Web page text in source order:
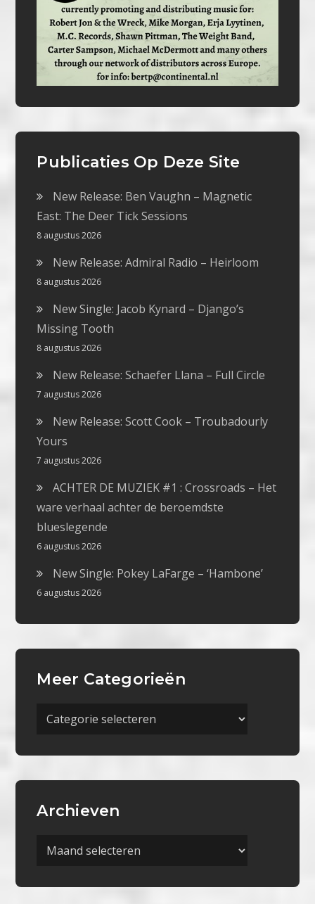
Publicaties Op Deze Site
New Release: Ben Vaughn – Magnetic
East: The Deer Tick Sessions
8 augustus 2026
New Release: Admiral Radio – Heirloom
8 augustus 2026
New Single: Jacob Kynard – Django’s
Missing Tooth
8 augustus 2026
New Release: Schaefer Llana – Full Circle
7 augustus 2026
New Release: Scott Cook – Troubadourly
Yours
7 augustus 2026
ACHTER DE MUZIEK #1 : Crossroads – Het
ware verhaal achter de beroemdste
blueslegende
6 augustus 2026
New Single: Pokey LaFarge – ‘Hambone’
6 augustus 2026
Meer Categorieën
Meer
Archieven
Archieven